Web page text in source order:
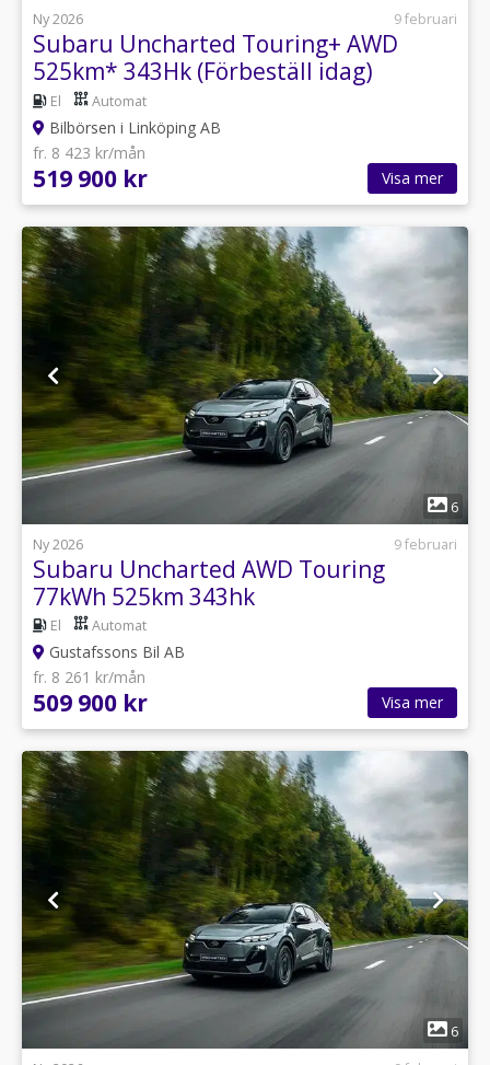
Ny 2026
9 februari
Subaru Uncharted Touring+ AWD
525km* 343Hk (Förbeställ idag)
El Automat
Bilbörsen i Linköping AB
fr. 8 423 kr/mån
519 900 kr Visa mer
6
Ny 2026
9 februari
Subaru Uncharted AWD Touring
77kWh 525km 343hk
El Automat
Gustafssons Bil AB
fr. 8 261 kr/mån
509 900 kr Visa mer
6